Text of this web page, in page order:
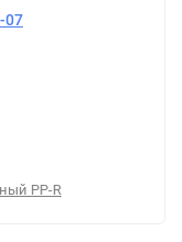
07
PP-R